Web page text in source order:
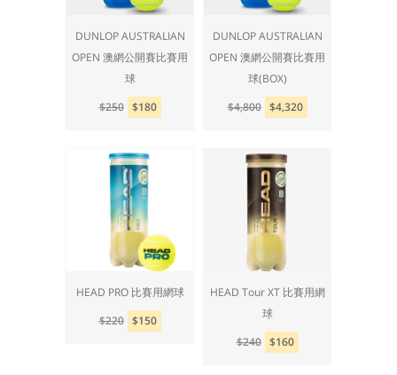
DUNLOP AUSTRALIAN
OPEN 澳網公開賽比賽用
球
$250 $180
DUNLOP AUSTRALIAN
OPEN 澳網公開賽比賽用
球(BOX)
$4,800 $4,320
HEAD PRO 比賽用網球
$220 $150
HEAD Tour XT 比賽用網
球
$240 $160